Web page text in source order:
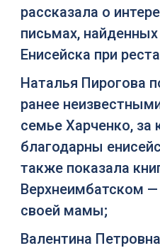
рассказала о
письмах,
Енисейска при
Наталья Пирогова
ранее
семье Харченко,
благодарны
также показала
Верхнеимбатском
своей мамы;
Валентина